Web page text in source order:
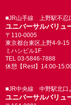
■JR山手線 上野駅不忍
ユニバーサルバリュ
〒110-0005
東京都台東区上野4-9-15
ミハシビル1F
TEL 03-5846-7888
休憩【Rest】14:00-
■JR中央線 中野駅北口
ユニバーサルバリュ